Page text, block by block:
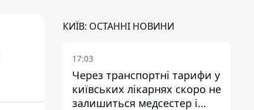
КИЇВ: ОСТАННІ НОВИНИ
17:03
Через транспортні тарифи у
київських лікарнях скоро не
залишиться медсестер і